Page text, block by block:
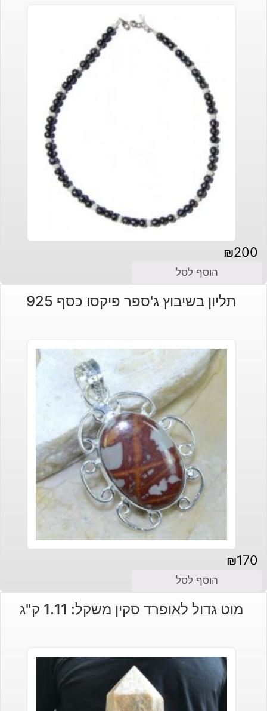
₪200
הוסף לסל
תליון בשיבוץ ג'ספר פיקסו כסף 925
₪170
הוסף לסל
מוט גדול לאופרד סקין משקל: 1.11 ק"ג